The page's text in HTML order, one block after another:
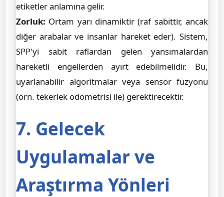
etiketler anlamına gelir.
Zorluk: Ortam yarı dinamiktir (raf sabittir, ancak
diğer arabalar ve insanlar hareket eder). Sistem,
SPP'yi sabit raflardan gelen yansımalardan
hareketli engellerden ayırt edebilmelidir. Bu,
uyarlanabilir algoritmalar veya sensör füzyonu
(örn. tekerlek odometrisi ile) gerektirecektir.
7. Gelecek
Uygulamalar ve
Araştırma Yönleri